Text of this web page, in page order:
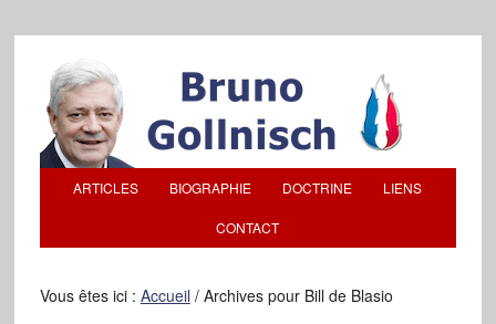
ARTICLES BIOGRAPHIE DOCTRINE LIENS
CONTACT
Vous êtes ici : Accueil /Archives pour Bill de Blasio